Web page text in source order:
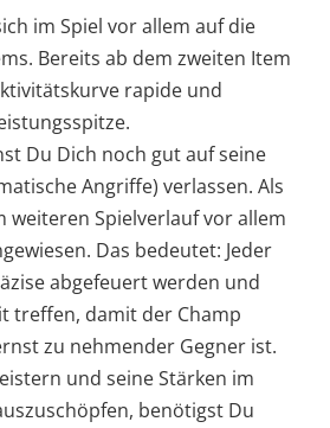
im Spiel vor allem auf die
Bereits ab dem zweiten Item
rapide und
Du Dich noch gut auf seine
Angriffe) verlassen. Als
weiteren Spielverlauf vor allem
Das bedeutet: Jeder
abgefeuert werden und
treffen, damit der Champ
zu nehmender Gegner ist.
und seine Stärken im
benötigst Du